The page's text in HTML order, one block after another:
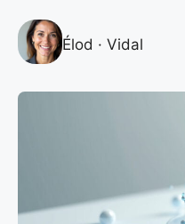
Élod · Vidal